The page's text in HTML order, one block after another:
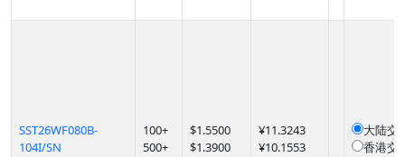
SST26WF080B-
104I/SN
100+
500+
$1.5500
$1.3900
¥11.3243
¥10.1553
大陆交
香港交